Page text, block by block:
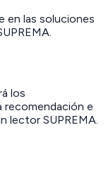
en las soluciones
los
recomendación e
lector SUPREMA.